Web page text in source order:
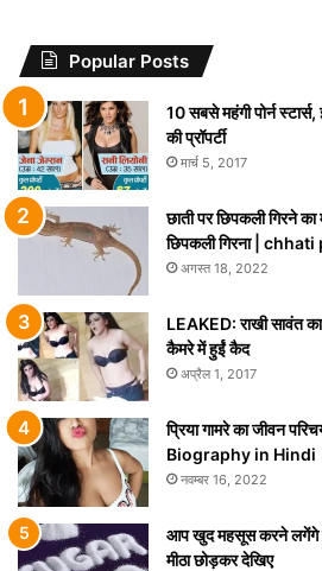
Popular Posts
10 सबसे महंगी पोर्न
की प्रॉपर्टी
मार्च 5, 2017
छाती पर छिपकली गिरने
छिपकली गिरना |
अगस्त 18, 2022
LEAKED: राखी सावंत
कैमरे में हुईं कैद
अप्रैल 1, 2017
प्रिया गामरे का जीवन
Biography in Hindi
नवम्बर 16, 2022
आप खुद महसूस करने लगेंगे
मीठा छोड़कर देखिए